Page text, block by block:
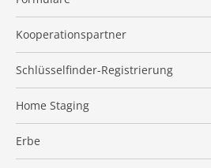
Kooperationspartner
Schlüsselfinder-Registrierung
Home Staging
Erbe